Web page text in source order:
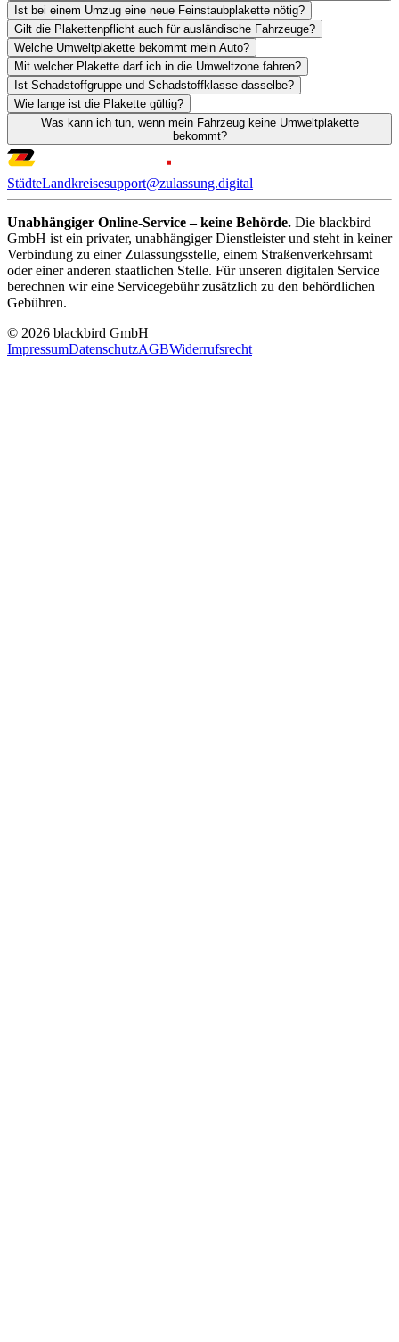
Ist bei einem Umzug eine neue Feinstaubplakette nötig?
Gilt die Plakettenpflicht auch für ausländische Fahrzeuge?
Welche Umweltplakette bekommt mein Auto?
Mit welcher Plakette darf ich in die Umweltzone fahren?
Ist Schadstoffgruppe und Schadstoffklasse dasselbe?
Wie lange ist die Plakette gültig?
Was kann ich tun, wenn mein Fahrzeug keine Umweltplakette
bekommt?
StädteLandkreisesupport@zulassung.digital
Unabhängiger Online-Service – keine Behörde. Die blackbird
GmbH ist ein privater, unabhängiger Dienstleister und steht in keiner
Verbindung zu einer Zulassungsstelle, einem Straßenverkehrsamt
oder einer anderen staatlichen Stelle. Für unseren digitalen Service
berechnen wir eine Servicegebühr zusätzlich zu den behördlichen
Gebühren.
© 2026 blackbird GmbH
ImpressumDatenschutzAGBWiderrufsrecht